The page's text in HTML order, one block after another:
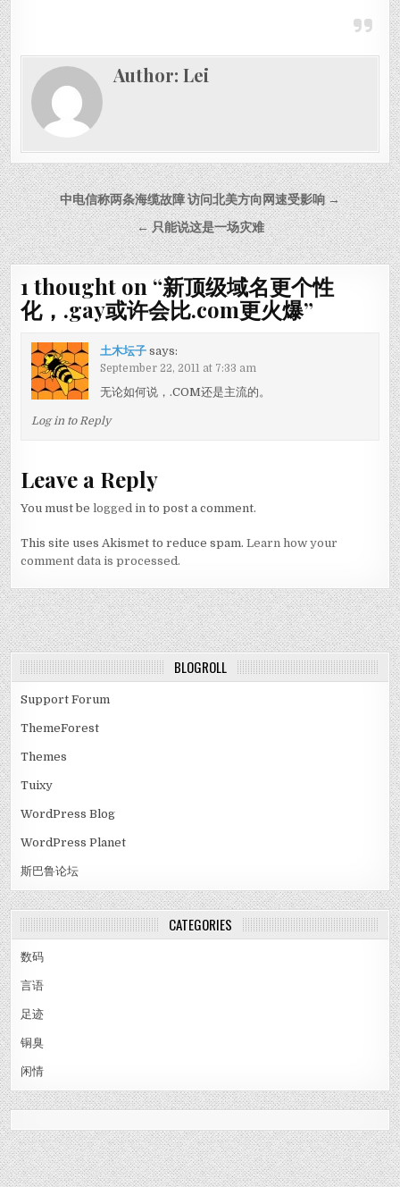
Author:Lei
Post navigation
中电信称两条海缆故障 访问北美方向网速受影响 →
← 只能说这是一场灾难
1 thought on “新顶级域名更个性
化，.gay或许会比.com更火爆”
土木坛子 says:
September 22, 2011 at 7:33 am
无论如何说，.COM还是主流的。
Log in to Reply
Leave a Reply
You must belogged in to post a comment.
This site uses Akismet to reduce spam.Learn how your
comment data is processed.
BLOGROLL
Support Forum
ThemeForest
Themes
Tuixy
WordPress Blog
WordPress Planet
斯巴鲁论坛
CATEGORIES
数码
言语
足迹
铜臭
闲情